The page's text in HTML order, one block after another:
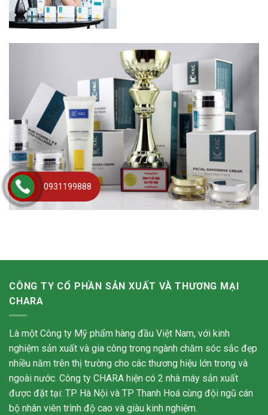
CÔNG TY CỔ PHẦN SẢN XUẤT VÀ THƯƠNG MẠI
CHARA
Là một Công ty Mỹ phẩm hàng đầu Việt Nam, với kinh
nghiệm sản xuất và gia công trong ngành chăm sóc sắc đẹp
nhiều năm trên thị trường cho các thương hiệu lớn trong và
ngoài nước. Công ty CHARA hiện có 2 nhà máy sản xuất
được đặt tại: TP Hà Nội và TP Thanh Hoá cùng đội ngũ cán
bộ nhân viên trình độ cao và giàu kinh nghiệm.
0931199888